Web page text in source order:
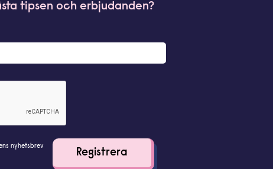
tipsen och erbjudanden?
nyhetsbrev